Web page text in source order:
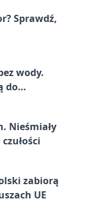
Sprawdź,
wody.
do
Nieśmiały
zabiorą
UE